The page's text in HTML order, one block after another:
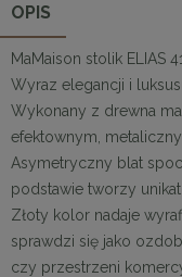
OPIS
MaMaison stolik ELIAS
Wyraz elegancji i
Wykonany z drewna
efektownym,
Asymetryczny blat
podstawie tworzy
Złoty kolor nadaje
sprawdzi się jako
czy przestrzeni